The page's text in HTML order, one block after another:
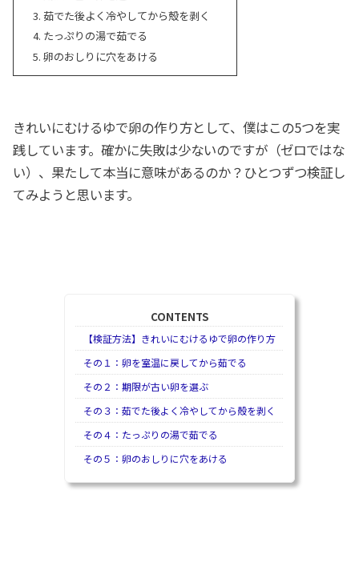
茹でた後よく冷やしてから殻を剥く
たっぷりの湯で茹でる
卵のおしりに穴をあける
きれいにむけるゆで卵の作り方として、僕はこの5つを実
践しています。確かに失敗は少ないのですが（ゼロではな
い）、果たして本当に意味があるのか？ひとつずつ検証し
てみようと思います。
CONTENTS
【検証方法】きれいにむけるゆで卵の作り方
その１：卵を室温に戻してから茹でる
その２：期限が古い卵を選ぶ
その３：茹でた後よく冷やしてから殻を剥く
その４：たっぷりの湯で茹でる
その５：卵のおしりに穴をあける